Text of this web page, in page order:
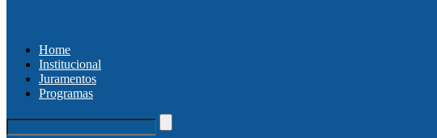
Home
Institucional
Juramentos
Programas